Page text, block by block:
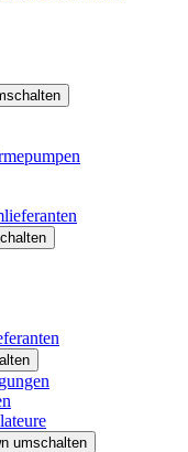
umschalten